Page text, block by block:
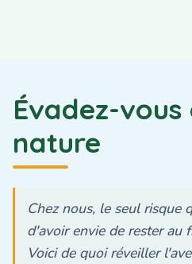
Évadez-
nature
Chez nous, le seul risque
d'avoir envie de rester au
Voici de quoi réveiller